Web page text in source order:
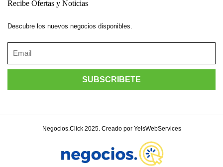
Recibe Ofertas y Noticias
Descubre los nuevos negocios disponibles.
Negocios.Click 2025. Creado por YelsWebServices